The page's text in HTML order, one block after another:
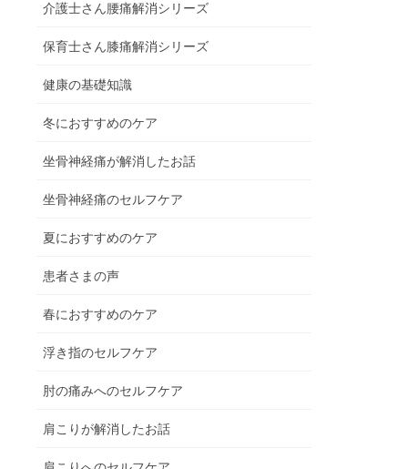
介護士さん腰痛解消シリーズ
保育士さん膝痛解消シリーズ
健康の基礎知識
冬におすすめのケア
坐骨神経痛が解消したお話
坐骨神経痛のセルフケア
夏におすすめのケア
患者さまの声
春におすすめのケア
浮き指のセルフケア
肘の痛みへのセルフケア
肩こりが解消したお話